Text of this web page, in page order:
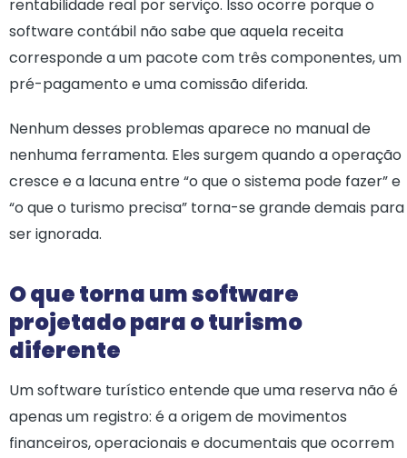
rentabilidade real por serviço. Isso ocorre porque o
software contábil não sabe que aquela receita
corresponde a um pacote com três componentes, um
pré-pagamento e uma comissão diferida.
Nenhum desses problemas aparece no manual de
nenhuma ferramenta. Eles surgem quando a operação
cresce e a lacuna entre “o que o sistema pode fazer” e
“o que o turismo precisa” torna-se grande demais para
ser ignorada.
O que torna um software
projetado para o turismo
diferente
Um software turístico entende que uma reserva não é
apenas um registro: é a origem de movimentos
financeiros, operacionais e documentais que ocorrem